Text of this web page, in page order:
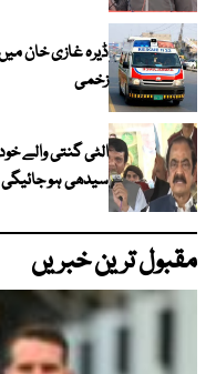
زخمی
الٹی گنتی والے
سیدھی ہو جائیگی ،
مقبول ترین خبریں